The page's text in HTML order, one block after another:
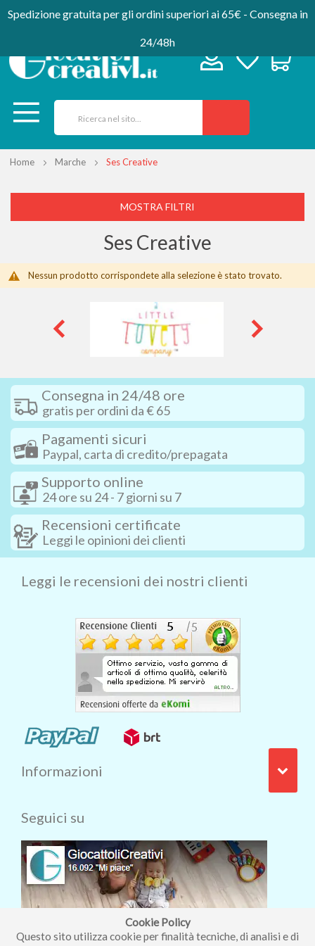
Spedizione gratuita per gli ordini superiori ai 65€ - Consegna in
24/48h
Cookie Policy
Questo sito utilizza cookie per finalità tecniche, di analisi e di
Home Marche Ses Creative
Ses Creative
Nessun prodotto corrispondete alla selezione è stato trovato.
MOSTRA FILTRI
Consegna in 24/48 ore
gratis per ordini da € 65
Pagamenti sicuri
Paypal, carta di credito/prepagata
Supporto online
24 ore su 24 - 7 giorni su 7
Recensioni certificate
Leggi le opinioni dei clienti
Leggi le recensioni dei nostri clienti
Informazioni
Seguici su